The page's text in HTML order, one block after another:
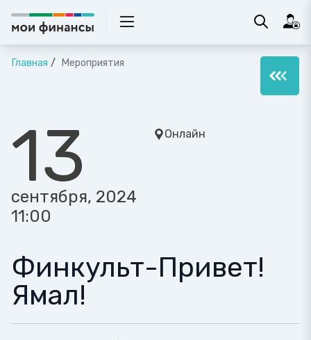
Главная Мероприятия
13
сентября, 2024
11:00
Онлайн
Финкульт-Привет!
Ямал!